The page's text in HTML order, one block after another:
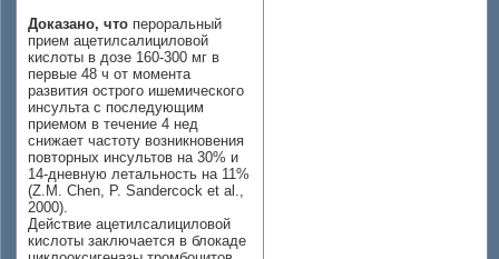
Доказано, что пероральный
прием ацетилсалициловой
кислоты в дозе 160-300 мг в
первые 48 ч от момента
развития острого ишемического
инсульта с последующим
приемом в течение 4 нед
снижает частоту возникновения
повторных инсультов на 30% и
14-дневную летальность на 11%
(Z.M. Chen, P. Sandercock et al.,
2000).
Действие ацетилсалициловой
кислоты заключается в блокаде